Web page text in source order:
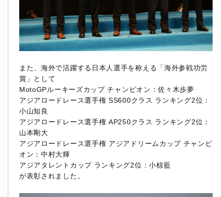
また、海外で活躍する日本人選手を称える「海外参戦功労
賞」として
MotoGPルーキーズカップ チャンピオン：佐々木歩夢
アジアロードレース選手権 SS600クラス ランキング2位：
小山知良
アジアロードレース選手権 AP250クラス ランキング2位：
山本剛大
アジアロードレース選手権 アジアドリームカップ チャンピ
オン：中村大輝
アジアタレントカップ ランキング2位：小椋藍
が表彰されました。